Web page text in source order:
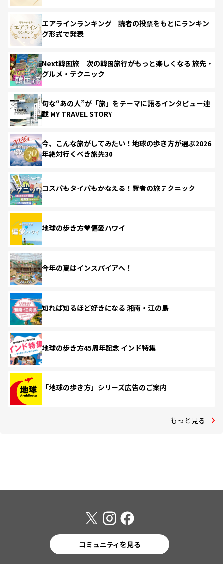
エアラインランキング 読者の投票をもとにランキン
グ形式で発表
Next韓国旅 次の韓国旅行がもっと楽しくなる 旅先・
グルメ・テクニック
旬な“あの人”が「旅」をテーマに語るインタビュー連
載 MY TRAVEL STORY
今、こんな旅がしてみたい！地球の歩き方が選ぶ2026
年絶対行くべき旅先30
コスパもタイパもかなえる！賢者の旅テクニック
地球の歩き方♥偏愛ハワイ
今年の夏はインスパイアへ！
知れば知るほど好きになる 湘南・江の島
地球の歩き方45周年記念 インド特集
「地球の歩き方」シリーズ広告のご案内
もっと見る
コミュニティを見る